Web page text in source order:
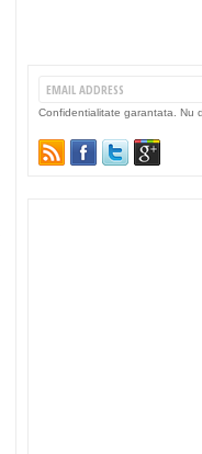
Confidentialitate garantata. Nu